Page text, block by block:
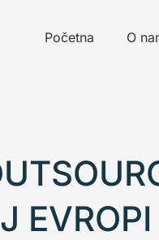
Početna O
EVROPI